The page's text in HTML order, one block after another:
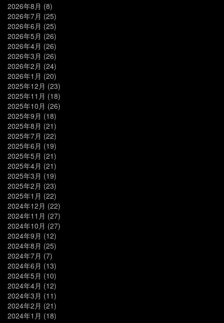
2026年8月 (8)
2026年7月 (25)
2026年6月 (25)
2026年5月 (26)
2026年4月 (26)
2026年3月 (26)
2026年2月 (24)
2026年1月 (20)
2025年12月 (23)
2025年11月 (18)
2025年10月 (26)
2025年9月 (18)
2025年8月 (21)
2025年7月 (22)
2025年6月 (19)
2025年5月 (21)
2025年4月 (21)
2025年3月 (19)
2025年2月 (23)
2025年1月 (22)
2024年12月 (22)
2024年11月 (27)
2024年10月 (27)
2024年9月 (12)
2024年8月 (25)
2024年7月 (7)
2024年6月 (13)
2024年5月 (10)
2024年4月 (12)
2024年3月 (11)
2024年2月 (21)
2024年1月 (18)